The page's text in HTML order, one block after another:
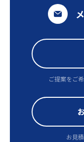
ご提案をご
お見